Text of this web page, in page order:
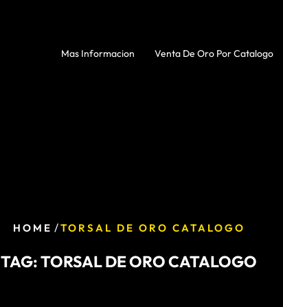
Mas Informacion Venta De Oro Por Catalogo
HOME /TORSAL DE ORO CATALOGO
TAG:TORSAL DE ORO CATALOGO